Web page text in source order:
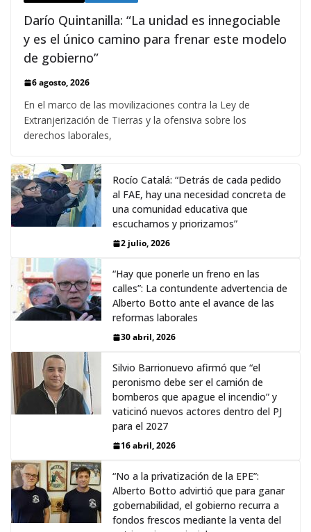
Darío Quintanilla: “La unidad es innegociable
y es el único camino para frenar este modelo
de gobierno”
6 agosto, 2026
En el marco de las movilizaciones contra la Ley de
Extranjerización de Tierras y la ofensiva sobre los
derechos laborales,
Rocío Catalá: “Detrás de cada pedido
al FAE, hay una necesidad concreta de
una comunidad educativa que
escuchamos y priorizamos”
2 julio, 2026
“Hay que ponerle un freno en las
calles”: La contundente advertencia de
Alberto Botto ante el avance de las
reformas laborales
30 abril, 2026
Silvio Barrionuevo afirmó que “el
peronismo debe ser el camión de
bomberos que apague el incendio” y
vaticinó nuevos actores dentro del PJ
para el 2027
16 abril, 2026
“No a la privatización de la EPE”:
Alberto Botto advirtió que para ganar
gobernabilidad, el gobierno recurra a
fondos frescos mediante la venta del